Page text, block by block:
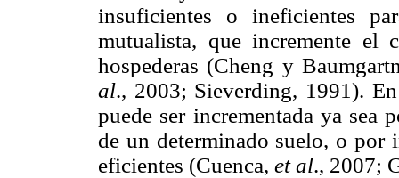
insuficientes o ineficientes
mutualista, que incremente el
hospederas (Cheng y
al., 2003; Sieverding, 1991).
puede ser incrementada ya sea
de un determinado suelo, o por
eficientes (Cuenca, et al., 2007;